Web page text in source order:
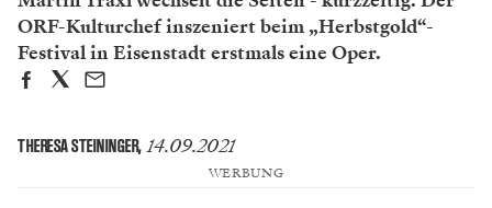
ORF-Kulturchef inszeniert beim „Herbstgold“-
Festival in Eisenstadt erstmals eine Oper.
THERESA STEININGER, 14.09.2021
WERBUNG